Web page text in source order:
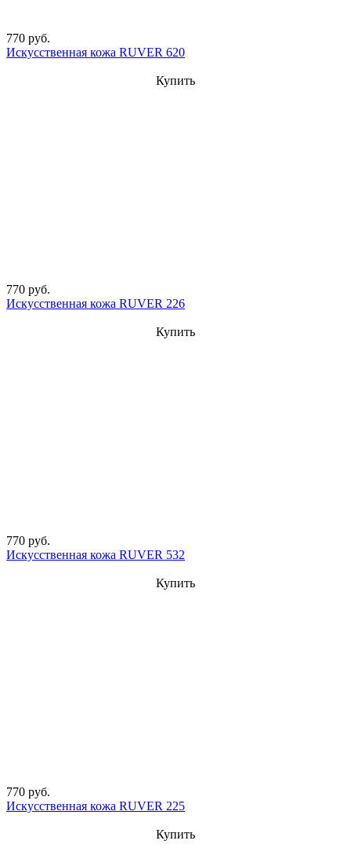
770 руб.
Искусственная кожа RUVER 620
Купить
770 руб.
Искусственная кожа RUVER 226
Купить
770 руб.
Искусственная кожа RUVER 532
Купить
770 руб.
Искусственная кожа RUVER 225
Купить